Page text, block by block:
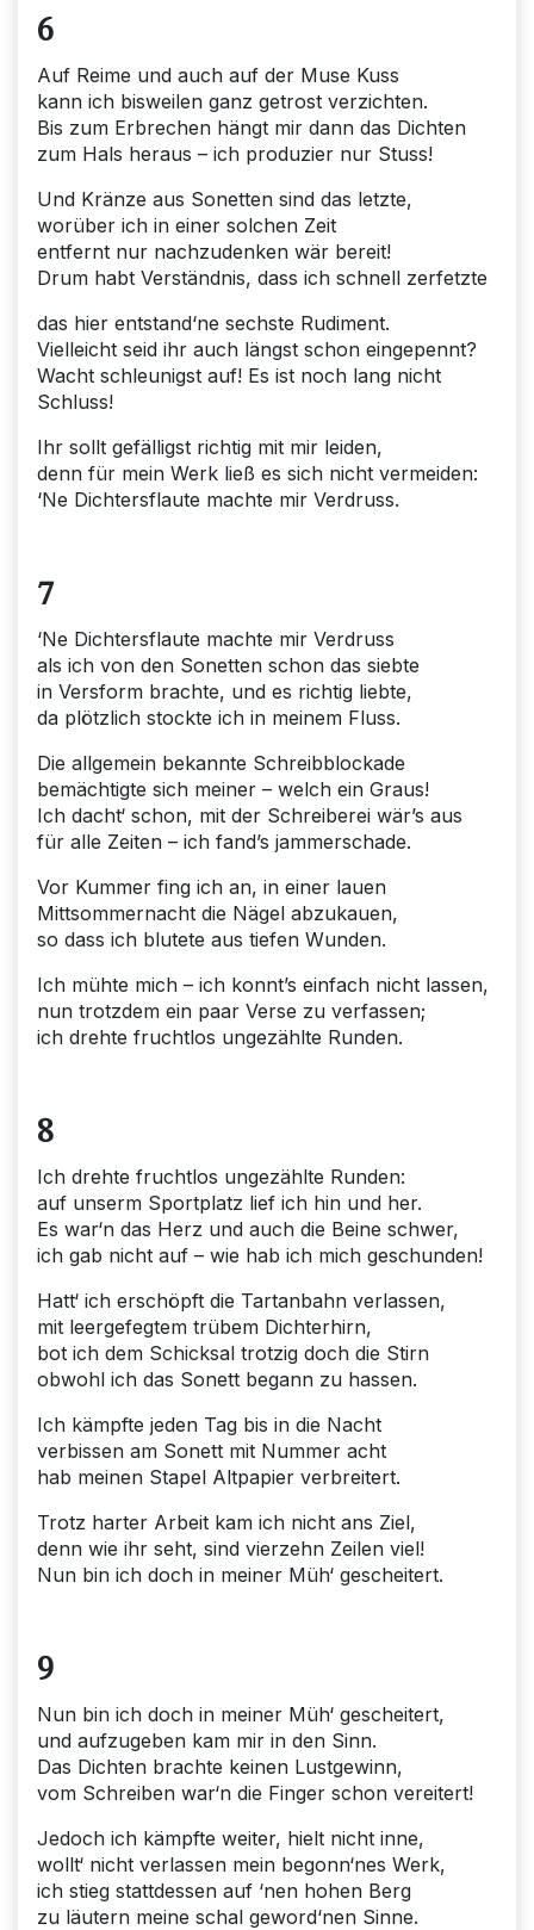
6
Auf Reime und auch auf der Muse Kuss
kann ich bisweilen ganz getrost verzichten.
Bis zum Erbrechen hängt mir dann das Dichten
zum Hals heraus – ich produzier nur Stuss!
Und Kränze aus Sonetten sind das letzte,
worüber ich in einer solchen Zeit
entfernt nur nachzudenken wär bereit!
Drum habt Verständnis, dass ich schnell zerfetzte
das hier entstand‘ne sechste Rudiment.
Vielleicht seid ihr auch längst schon eingepennt?
Wacht schleunigst auf! Es ist noch lang nicht
Schluss!
Ihr sollt gefälligst richtig mit mir leiden,
denn für mein Werk ließ es sich nicht vermeiden:
‘Ne Dichtersflaute machte mir Verdruss.
7
‘Ne Dichtersflaute machte mir Verdruss
als ich von den Sonetten schon das siebte
in Versform brachte, und es richtig liebte,
da plötzlich stockte ich in meinem Fluss.
Die allgemein bekannte Schreibblockade
bemächtigte sich meiner – welch ein Graus!
Ich dacht‘ schon, mit der Schreiberei wär’s aus
für alle Zeiten – ich fand’s jammerschade.
Vor Kummer fing ich an, in einer lauen
Mittsommernacht die Nägel abzukauen,
so dass ich blutete aus tiefen Wunden.
Ich mühte mich – ich konnt’s einfach nicht lassen,
nun trotzdem ein paar Verse zu verfassen;
ich drehte fruchtlos ungezählte Runden.
8
Ich drehte fruchtlos ungezählte Runden:
auf unserm Sportplatz lief ich hin und her.
Es war‘n das Herz und auch die Beine schwer,
ich gab nicht auf – wie hab ich mich geschunden!
Hatt‘ ich erschöpft die Tartanbahn verlassen,
mit leergefegtem trübem Dichterhirn,
bot ich dem Schicksal trotzig doch die Stirn
obwohl ich das Sonett begann zu hassen.
Ich kämpfte jeden Tag bis in die Nacht
verbissen am Sonett mit Nummer acht
hab meinen Stapel Altpapier verbreitert.
Trotz harter Arbeit kam ich nicht ans Ziel,
denn wie ihr seht, sind vierzehn Zeilen viel!
Nun bin ich doch in meiner Müh‘ gescheitert.
9
Nun bin ich doch in meiner Müh‘ gescheitert,
und aufzugeben kam mir in den Sinn.
Das Dichten brachte keinen Lustgewinn,
vom Schreiben war‘n die Finger schon vereitert!
Jedoch ich kämpfte weiter, hielt nicht inne,
wollt‘ nicht verlassen mein begonn‘nes Werk,
ich stieg stattdessen auf ‘nen hohen Berg
zu läutern meine schal geword‘nen Sinne.